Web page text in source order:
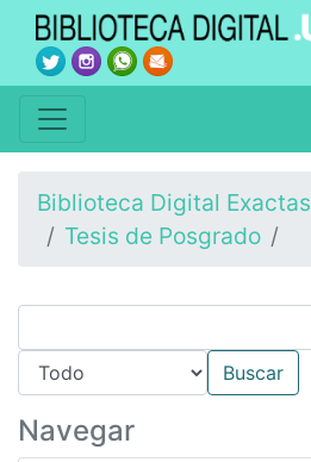
Biblioteca Digital Exactas
Tesis de Posgrado
Navegar